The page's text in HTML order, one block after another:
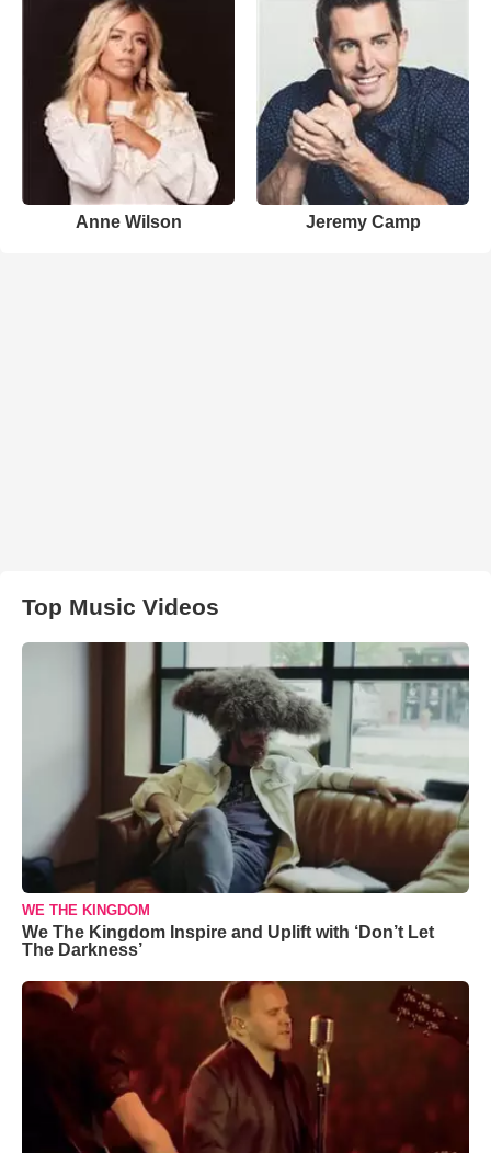
Anne Wilson Jeremy Camp
Top Music Videos
WE THE KINGDOM
We The Kingdom Inspire and Uplift with ‘Don’t Let
The Darkness’